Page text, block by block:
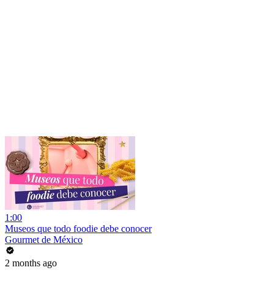
1:00
Museos que todo foodie debe conocer
Gourmet de México
2 months ago